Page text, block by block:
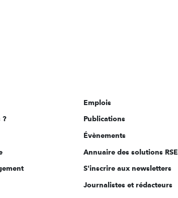
?
Emplois
Publications
Évènements
Annuaire des solutions RSE
S'inscrire aux newsletters
Journalistes et rédacteurs